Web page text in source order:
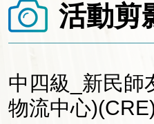
活動剪
中四級_新民師
物流中心